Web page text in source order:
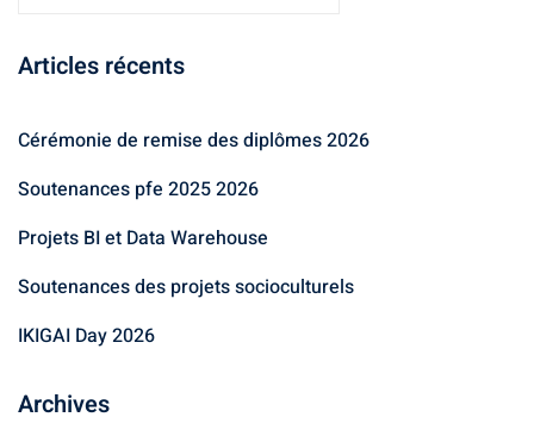
Articles récents
Cérémonie de remise des diplômes 2026
Soutenances pfe 2025 2026
Projets BI et Data Warehouse
Soutenances des projets socioculturels
IKIGAI Day 2026
Archives